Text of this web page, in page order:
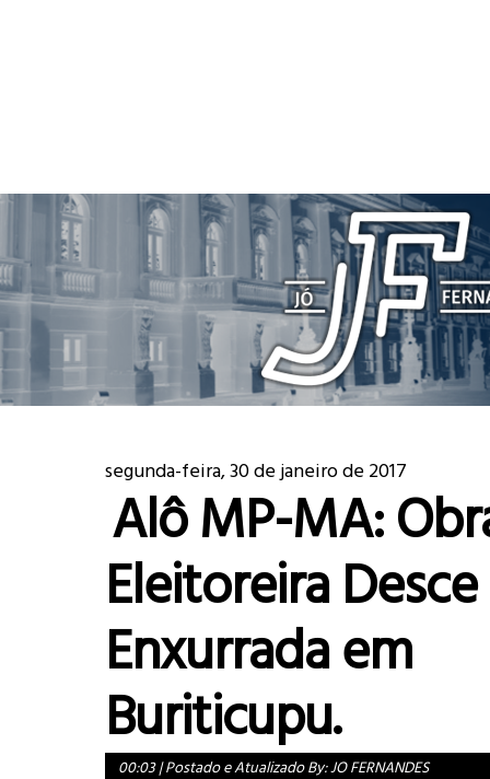
segunda-feira, 30 de janeiro de 2017
Alô MP-MA:
Eleitoreira
Enxurrada em
Buriticupu.
00:03|Postado e Atualizado By:JO FERNANDES